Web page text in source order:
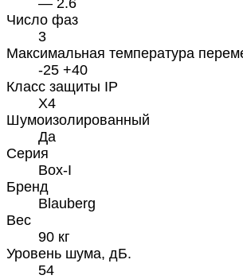
Число фаз
3
Максимальная температура
-25 +40
Класс защиты IP
X4
Шумоизолированный
Да
Серия
Box-I
Бренд
Blauberg
Вес
90 кг
Уровень шума, дБ.
54